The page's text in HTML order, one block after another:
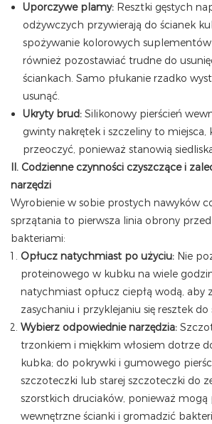
Uporczywe plamy:Resztki gęstych
odżywczych przywierają do ścianek
spożywanie kolorowych
również pozostawiać trudne do
ściankach. Samo płukanie rzadko
usunąć.
Ukryty brud:Silikonowy pierścień
gwinty nakrętek i szczeliny to miejsca,
przeoczyć, ponieważ stanowią
II. Codzienne czynności czyszczące i
narzędzi
Wyrobienie w sobie prostych nawyków
sprzątania to pierwsza linia obrony
bakteriami:
Opłucz natychmiast po użyciu: Nie
proteinowego w kubku na wiele
natychmiast opłucz ciepłą wodą, aby
zasychaniu i przyklejaniu się resztek do
Wybierz odpowiednie narzędzia:
trzonkiem i miękkim włosiem dotrze
kubka; do pokrywki i gumowego
szczoteczki lub starej szczoteczki do
szorstkich druciaków, ponieważ mogą
wewnętrzne ścianki i gromadzić